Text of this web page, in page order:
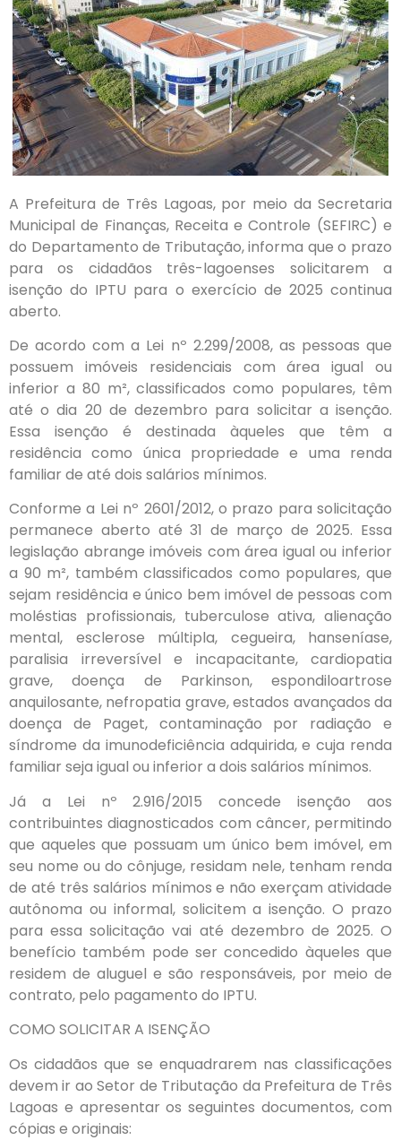
A Prefeitura de Três Lagoas, por meio da Secretaria
Municipal de Finanças, Receita e Controle (SEFIRC) e
do Departamento de Tributação, informa que o prazo
para os cidadãos três-lagoenses solicitarem a
isenção do IPTU para o exercício de 2025 continua
aberto.
De acordo com a Lei nº 2.299/2008, as pessoas que
possuem imóveis residenciais com área igual ou
inferior a 80 m², classificados como populares, têm
até o dia 20 de dezembro para solicitar a isenção.
Essa isenção é destinada àqueles que têm a
residência como única propriedade e uma renda
familiar de até dois salários mínimos.
Conforme a Lei nº 2601/2012, o prazo para solicitação
permanece aberto até 31 de março de 2025. Essa
legislação abrange imóveis com área igual ou inferior
a 90 m², também classificados como populares, que
sejam residência e único bem imóvel de pessoas com
moléstias profissionais, tuberculose ativa, alienação
mental, esclerose múltipla, cegueira, hanseníase,
paralisia irreversível e incapacitante, cardiopatia
grave, doença de Parkinson, espondiloartrose
anquilosante, nefropatia grave, estados avançados da
doença de Paget, contaminação por radiação e
síndrome da imunodeficiência adquirida, e cuja renda
familiar seja igual ou inferior a dois salários mínimos.
Já a Lei nº 2.916/2015 concede isenção aos
contribuintes diagnosticados com câncer, permitindo
que aqueles que possuam um único bem imóvel, em
seu nome ou do cônjuge, residam nele, tenham renda
de até três salários mínimos e não exerçam atividade
autônoma ou informal, solicitem a isenção. O prazo
para essa solicitação vai até dezembro de 2025. O
benefício também pode ser concedido àqueles que
residem de aluguel e são responsáveis, por meio de
contrato, pelo pagamento do IPTU.
COMO SOLICITAR A ISENÇÃO
Os cidadãos que se enquadrarem nas classificações
devem ir ao Setor de Tributação da Prefeitura de Três
Lagoas e apresentar os seguintes documentos, com
cópias e originais: